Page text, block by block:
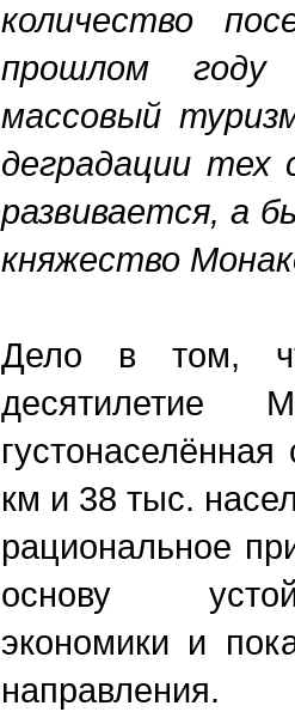
количество
прошлом
массовый
деградации
развивается, а
княжество
Дело в том,
км и 38 тыс.
рациональное
основу
экономики и
направления.